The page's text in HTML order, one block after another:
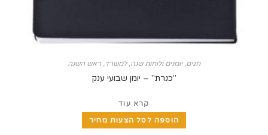
יומנים ולוחות שנה,למשרד, ראש השנה
"כנרת" – יומן שבועי ענק
הוספה לסל הצעות מחיר